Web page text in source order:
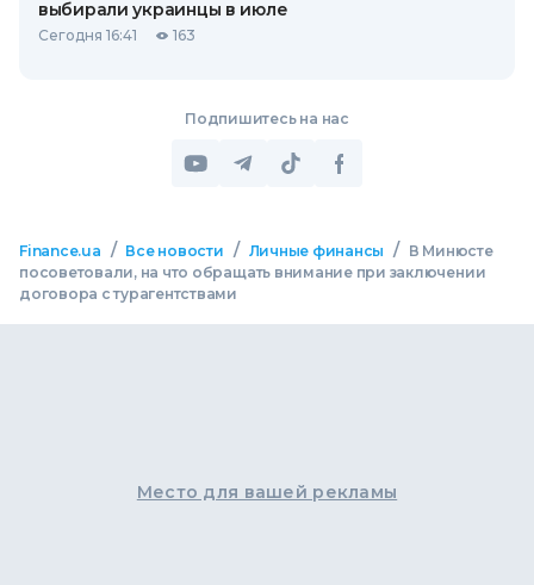
выбирали украинцы в июле
Сегодня 16:41 163
Подпишитесь на нас
Finance.ua / Все новости / Личные финансы /
В Минюсте
посоветовали, на что обращать внимание при заключении
договора с турагентствами
Место для вашей рекламы